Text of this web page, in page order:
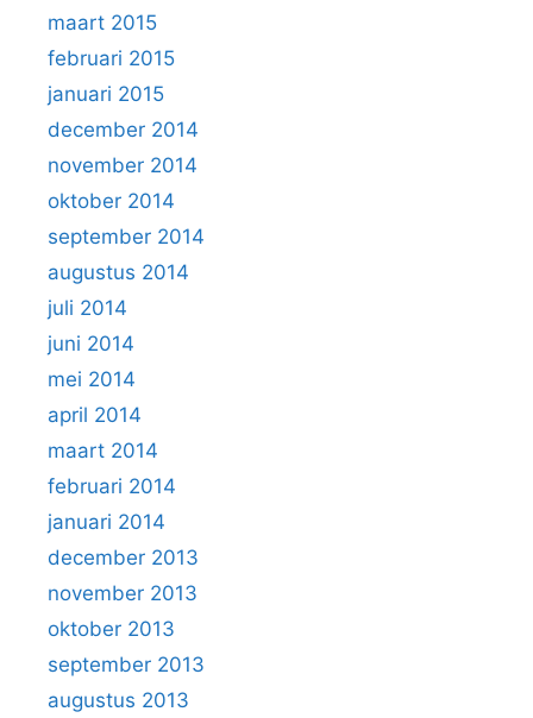
maart 2015
februari 2015
januari 2015
december 2014
november 2014
oktober 2014
september 2014
augustus 2014
juli 2014
juni 2014
mei 2014
april 2014
maart 2014
februari 2014
januari 2014
december 2013
november 2013
oktober 2013
september 2013
augustus 2013